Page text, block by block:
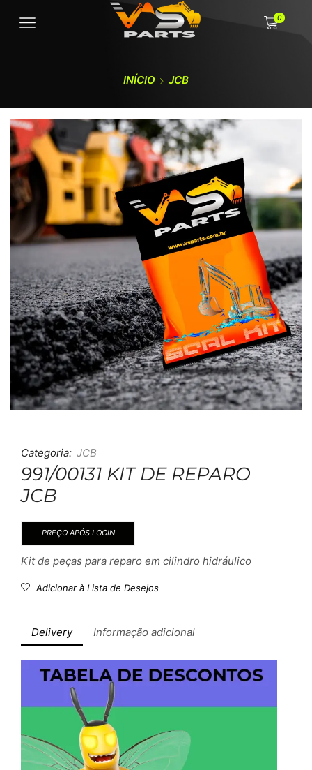
0
INÍCIO JCB
Categoria: JCB
991/00131 KIT DE REPARO
JCB
PREÇO APÓS LOGIN
Kit de peças para reparo em cilindro hidráulico
Adicionar à Lista de Desejos
Delivery Informação adicional